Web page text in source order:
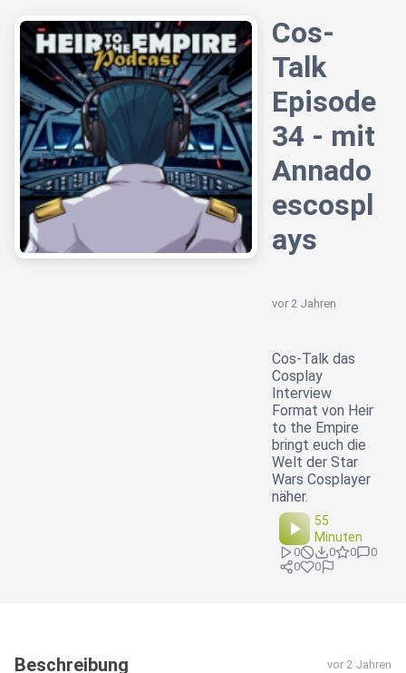
Cos-
Talk
Episode
34 - mit
Annado
escospl
ays
vor 2 Jahren
Cos-Talk das
Cosplay
Interview
Format von Heir
to the Empire
bringt euch die
Welt der Star
Wars Cosplayer
näher.
55
Minuten
0 0 0
0
0
0
Beschreibung vor 2 Jahren